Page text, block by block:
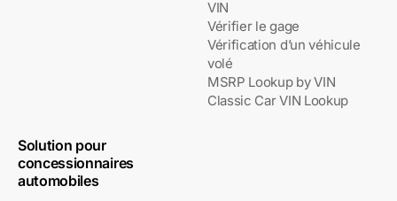
VIN
Vérifier le gage
Vérification d’un véhicule
volé
MSRP Lookup by VIN
Classic Car VIN Lookup
Solution pour
concessionnaires
automobiles